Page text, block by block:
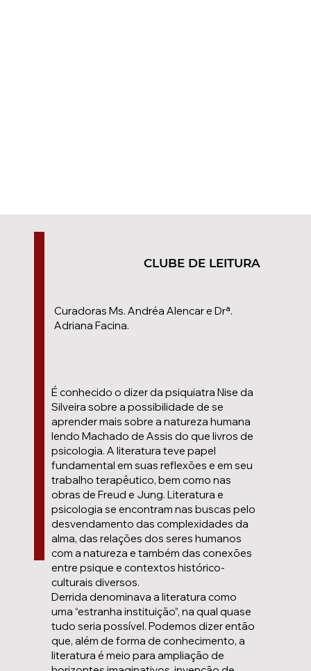
CLUBE DE LEITURA
Curadoras Ms. Andréa Alencar e Drª.
Adriana Facina.
É conhecido o dizer da psiquiatra Nise da
Silveira sobre a possibilidade de se
aprender mais sobre a natureza humana
lendo Machado de Assis do que livros de
psicologia. A literatura teve papel
fundamental em suas reflexões e em seu
trabalho terapêutico, bem como nas
obras de Freud e Jung. Literatura e
psicologia se encontram nas buscas pelo
desvendamento das complexidades da
alma, das relações dos seres humanos
com a natureza e também das conexões
entre psique e contextos histórico-
culturais diversos.
Derrida denominava a literatura como
uma “estranha instituição”, na qual quase
tudo seria possível. Podemos dizer então
que, além de forma de conhecimento, a
literatura é meio para ampliação de